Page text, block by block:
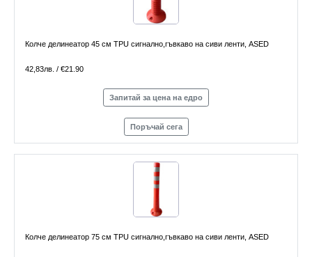
Колче делинеатор 45 см TPU сигнално,гъвкаво на сиви ленти, ASED
42,83лв. / €21.90
Запитай за цена на едро
Поръчай сега
Колче делинеатор 75 см TPU сигнално,гъвкаво на сиви ленти, ASED